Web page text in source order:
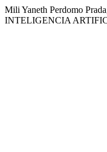
Mili Yaneth Perdomo
INTELIGENCIA